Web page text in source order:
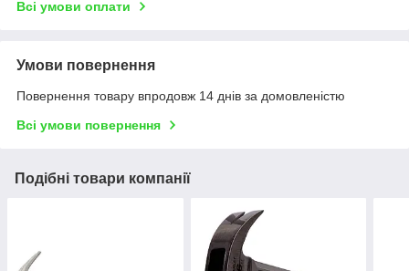
Всі умови оплати
Умови повернення
Повернення товару впродовж 14 днів за домовленістю
Всі умови повернення
Подібні товари компанії